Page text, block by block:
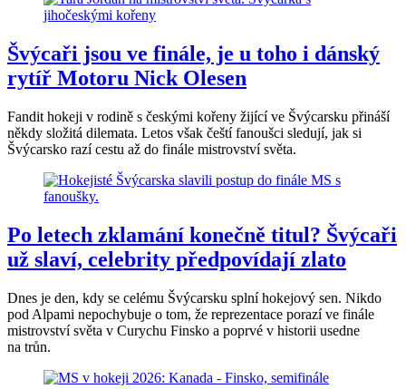
Švýcaři jsou ve finále, je u toho i dánský
rytíř Motoru Nick Olesen
Fandit hokeji v rodině s českými kořeny žijící ve Švýcarsku přináší
někdy složitá dilemata. Letos však čeští fanoušci sledují, jak si
Švýcarsko razí cestu až do finále mistrovství světa.
Po letech zklamání konečně titul? Švýcaři
už slaví, celebrity předpovídají zlato
Dnes je den, kdy se celému Švýcarsku splní hokejový sen. Nikdo
pod Alpami nepochybuje o tom, že reprezentace porazí ve finále
mistrovství světa v Curychu Finsko a poprvé v historii usedne
na trůn.